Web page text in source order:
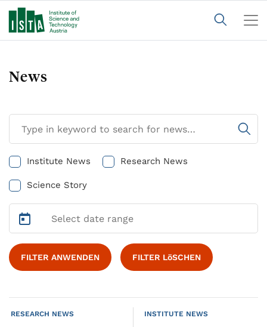
News
Institute News Research News
Science Story
FILTER ANWENDEN FILTER LöSCHEN
RESEARCH NEWS INSTITUTE NEWS